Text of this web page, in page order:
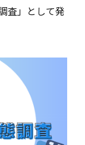
査」として発